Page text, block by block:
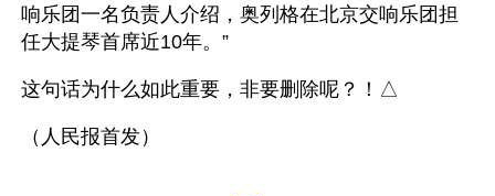
响乐团一名负责人介绍，奥列格在北京交响乐团担
任大提琴首席近10年。”
这句话为什么如此重要，非要删除呢？！△
（人民报首发）